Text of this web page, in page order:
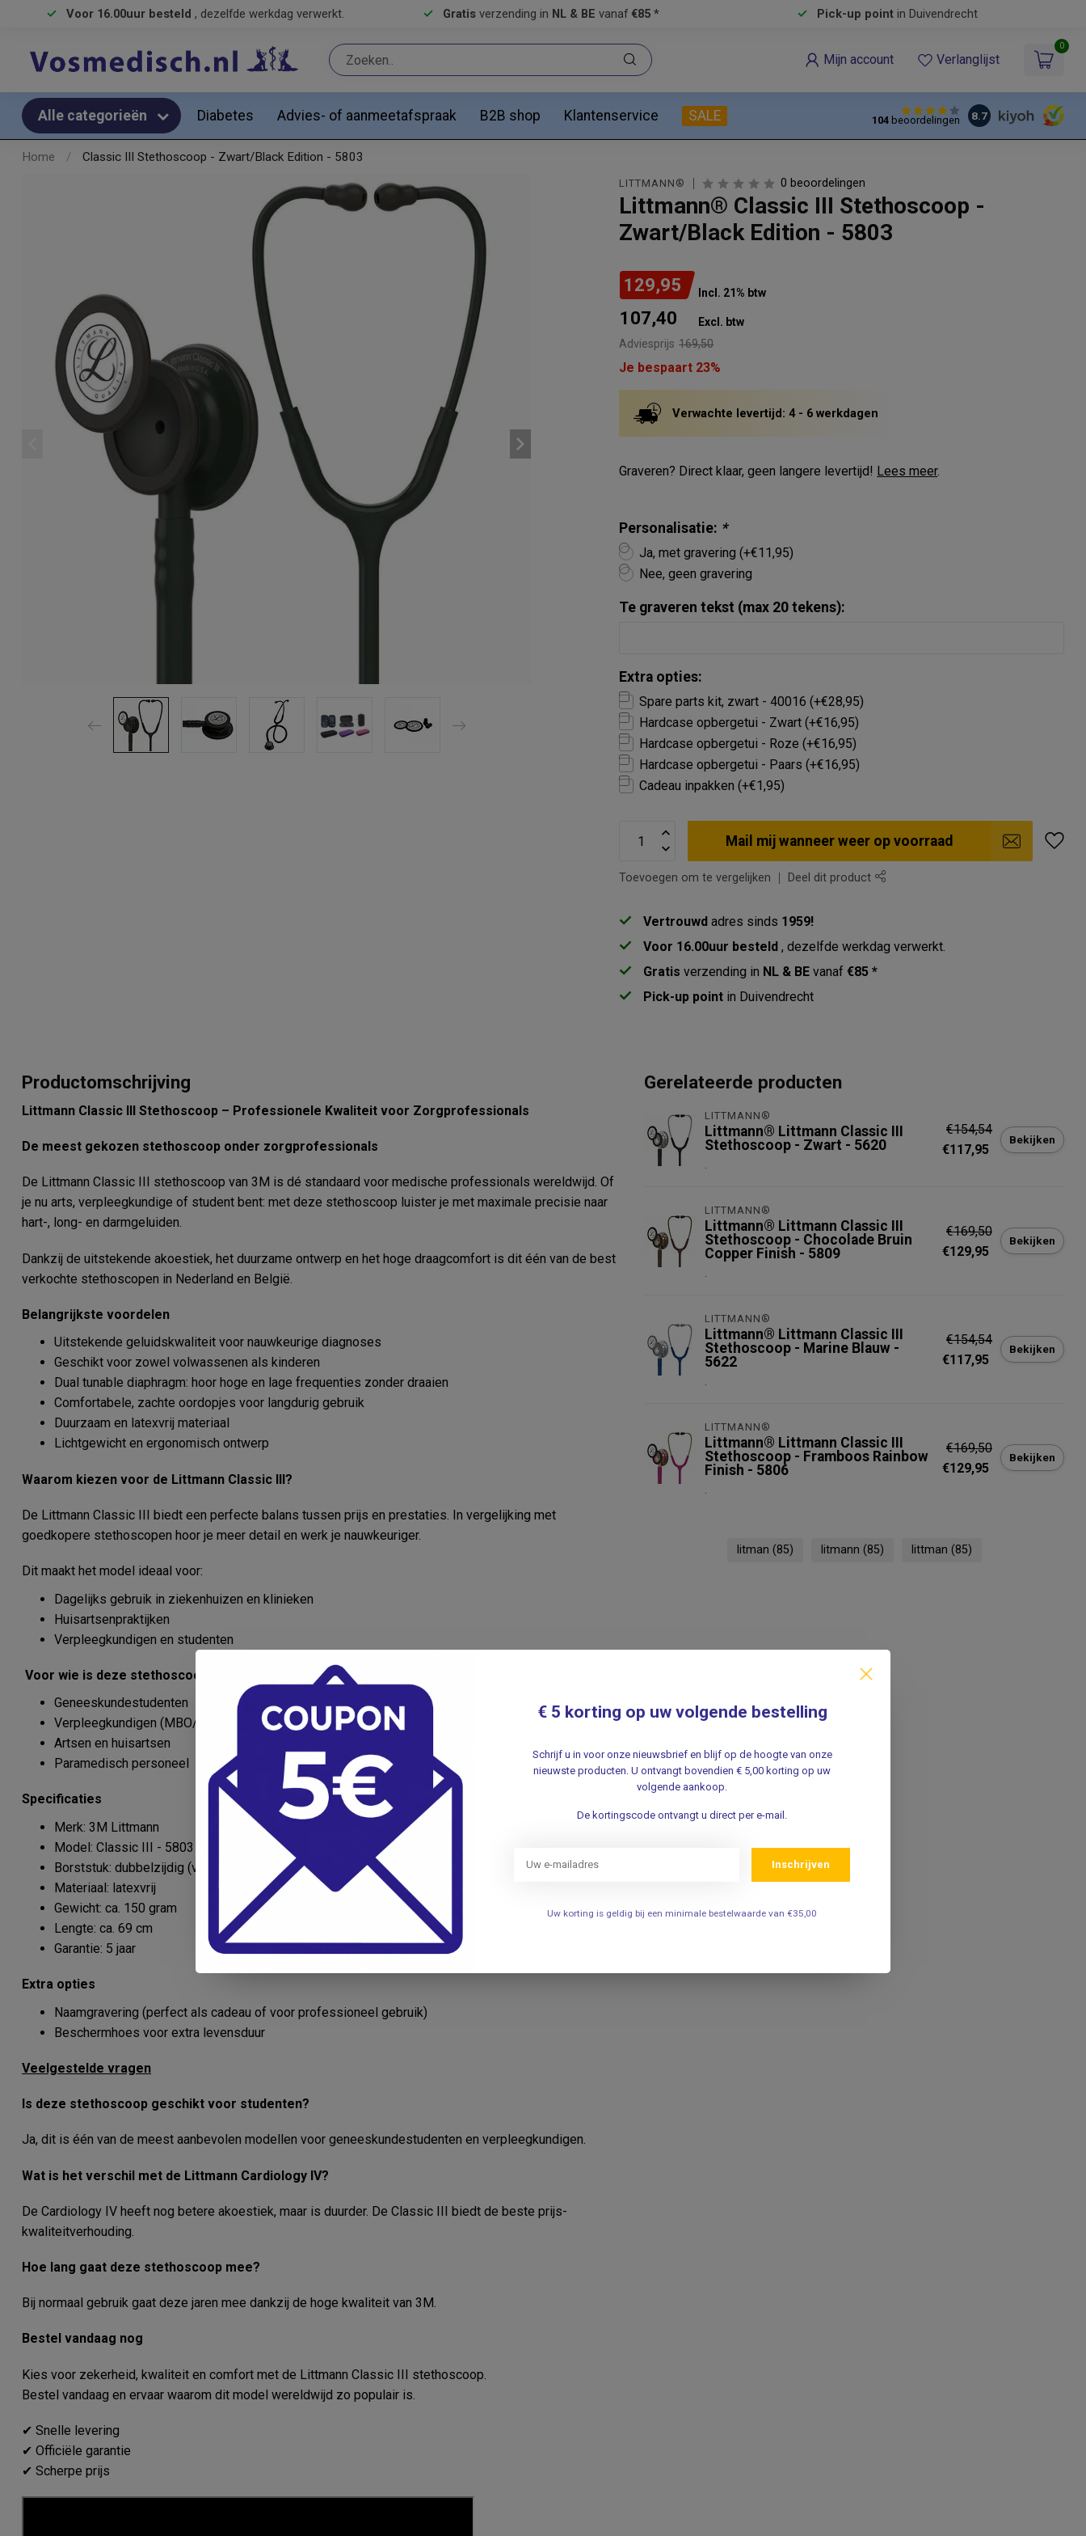
Voor 16.00uur besteld , dezelfde werkdag verwerkt. Gratis verzending in NL & BE vanaf €85 * Pick-up pointin Duivendrecht
Mijn account Verlanglijst
0
Alle categorieën Diabetes Advies- of aanmeetafspraak B2B shop Klantenservice SALE 104beoordelingen 8.7
Home / Classic III Stethoscoop - Zwart/Black Edition - 5803
LITTMANN® 0 beoordelingen
Littmann® Classic III Stethoscoop -
Zwart/Black Edition - 5803
129,95 Incl. 21% btw
107,40 Excl. btw
Adviesprijs 169,50
Je bespaart 23%
Verwachte levertijd: 4 - 6 werkdagen
Graveren? Direct klaar, geen langere levertijd! Lees meer.
Personalisatie: *
Ja, met gravering (+€11,95)
Nee, geen gravering
Te graveren tekst (max 20 tekens):
Extra opties:
Spare parts kit, zwart - 40016 (+€28,95)
Hardcase opbergetui - Zwart (+€16,95)
Hardcase opbergetui - Roze (+€16,95)
Hardcase opbergetui - Paars (+€16,95)
Cadeau inpakken (+€1,95)
Mail mij wanneer weer op voorraad
Toevoegen om te vergelijken Deel dit product
Vertrouwd adres sinds 1959!
Voor 16.00uur besteld, dezelfde werkdag verwerkt.
Gratis verzending in NL & BE vanaf€85 *
Pick-up point in Duivendrecht
Productomschrijving
Littmann Classic III Stethoscoop – Professionele Kwaliteit voor Zorgprofessionals
De meest gekozen stethoscoop onder zorgprofessionals
De Littmann Classic III stethoscoop van 3M is dé standaard voor medische professionals wereldwijd. Of
je nu arts, verpleegkundige of student bent: met deze stethoscoop luister je met maximale precisie naar
hart-, long- en darmgeluiden.
Dankzij de uitstekende akoestiek, het duurzame ontwerp en het hoge draagcomfort is dit één van de best
verkochte stethoscopen in Nederland en België.
Belangrijkste voordelen
Uitstekende geluidskwaliteit voor nauwkeurige diagnoses
Geschikt voor zowel volwassenen als kinderen
Dual tunable diaphragm: hoor hoge en lage frequenties zonder draaien
Comfortabele, zachte oordopjes voor langdurig gebruik
Duurzaam en latexvrij materiaal
Lichtgewicht en ergonomisch ontwerp
Waarom kiezen voor de Littmann Classic III?
De Littmann Classic III biedt een perfecte balans tussen prijs en prestaties. In vergelijking met
goedkopere stethoscopen hoor je meer detail en werk je nauwkeuriger.
Dit maakt het model ideaal voor:
Dagelijks gebruik in ziekenhuizen en klinieken
Huisartsenpraktijken
Verpleegkundigen en studenten
Voor wie is deze stethoscoop geschikt?
Geneeskundestudenten
Verpleegkundigen (MBO/HBO)
Artsen en huisartsen
Paramedisch personeel
Specificaties
Merk: 3M Littmann
Model: Classic III - 5803
Borststuk: dubbelzijdig (volwassenen & pediatrisch)
Materiaal: latexvrij
Gewicht: ca. 150 gram
Lengte: ca. 69 cm
Garantie: 5 jaar
Extra opties
Naamgravering (perfect als cadeau of voor professioneel gebruik)
Beschermhoes voor extra levensduur
Veelgestelde vragen
Is deze stethoscoop geschikt voor studenten?
Ja, dit is één van de meest aanbevolen modellen voor geneeskundestudenten en verpleegkundigen.
Wat is het verschil met de Littmann Cardiology IV?
De Cardiology IV heeft nog betere akoestiek, maar is duurder. De Classic III biedt de beste prijs-
kwaliteitverhouding.
Hoe lang gaat deze stethoscoop mee?
Bij normaal gebruik gaat deze jaren mee dankzij de hoge kwaliteit van 3M.
Bestel vandaag nog
Kies voor zekerheid, kwaliteit en comfort met de Littmann Classic III stethoscoop.
Bestel vandaag en ervaar waarom dit model wereldwijd zo populair is.
✔ Snelle levering
✔ Officiële garantie
✔ Scherpe prijs
Gerelateerde producten
LITTMANN®
Littmann® Littmann Classic III
Stethoscoop - Zwart - 5620
.
€154,54
€117,95
Bekijken
LITTMANN®
Littmann® Littmann Classic III
Stethoscoop - Chocolade Bruin
Copper Finish - 5809
.
€169,50
€129,95
Bekijken
LITTMANN®
Littmann® Littmann Classic III
Stethoscoop - Marine Blauw -
5622
.
€154,54
€117,95
Bekijken
LITTMANN®
Littmann® Littmann Classic III
Stethoscoop - Framboos Rainbow
Finish - 5806
.
€169,50
€129,95
Bekijken
litman (85) litmann (85) littman (85)
€ 5 korting op uw volgende bestelling
Schrijf u in voor onze nieuwsbrief en blijf op de hoogte van onze
nieuwste producten. U ontvangt bovendien € 5,00 korting op uw
volgende aankoop.
De kortingscode ontvangt u direct per e-mail.
Inschrijven
Uw korting is geldig bij een minimale bestelwaarde van €35,00